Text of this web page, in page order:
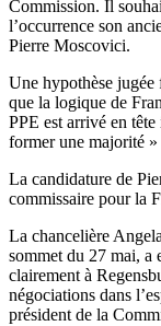
Commission. Il
l’occurrence son
Pierre Moscovici.
Une hypothèse jugée
que la logique de
PPE est arrivé en
former une majorité
La candidature de
commissaire pour la
La chancelière
sommet du 27 mai, a
clairement à
négociations dans
président de la